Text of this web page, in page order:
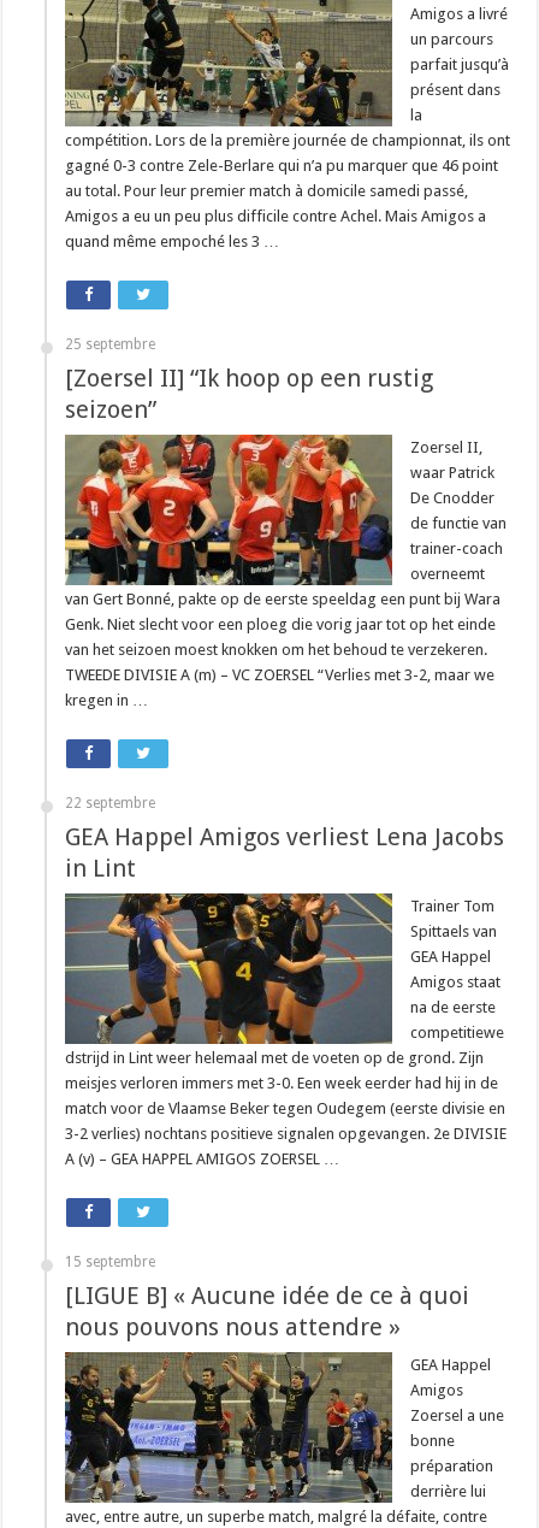
Amigos a livré
un parcours
parfait jusqu’à
présent dans
la
compétition. Lors de la première journée de championnat, ils ont
gagné 0-3 contre Zele-Berlare qui n’a pu marquer que 46 point
au total. Pour leur premier match à domicile samedi passé,
Amigos a eu un peu plus difficile contre Achel. Mais Amigos a
quand même empoché les 3 …
25 septembre
[Zoersel II] “Ik hoop op een rustig
seizoen”
Zoersel II,
waar Patrick
De Cnodder
de functie van
trainer-coach
overneemt
van Gert Bonné, pakte op de eerste speeldag een punt bij Wara
Genk. Niet slecht voor een ploeg die vorig jaar tot op het einde
van het seizoen moest knokken om het behoud te verzekeren.
TWEEDE DIVISIE A (m) – VC ZOERSEL “Verlies met 3-2, maar we
kregen in …
22 septembre
GEA Happel Amigos verliest Lena Jacobs
in Lint
Trainer Tom
Spittaels van
GEA Happel
Amigos staat
na de eerste
competitiewe
dstrijd in Lint weer helemaal met de voeten op de grond. Zijn
meisjes verloren immers met 3-0. Een week eerder had hij in de
match voor de Vlaamse Beker tegen Oudegem (eerste divisie en
3-2 verlies) nochtans positieve signalen opgevangen. 2e DIVISIE
A (v) – GEA HAPPEL AMIGOS ZOERSEL …
15 septembre
[LIGUE B] « Aucune idée de ce à quoi
nous pouvons nous attendre »
GEA Happel
Amigos
Zoersel a une
bonne
préparation
derrière lui
avec, entre autre, un superbe match, malgré la défaite, contre